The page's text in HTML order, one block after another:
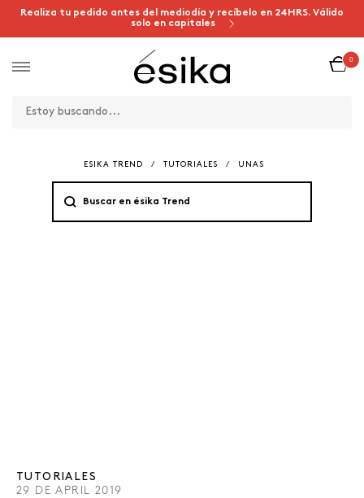
Realiza tu pedido antes del mediodía y recíbelo en 24HRS. Válido
solo en capitales
0
ESIKA TREND / TUTORIALES / UNAS
TUTORIALES
29 DE APRIL 2019